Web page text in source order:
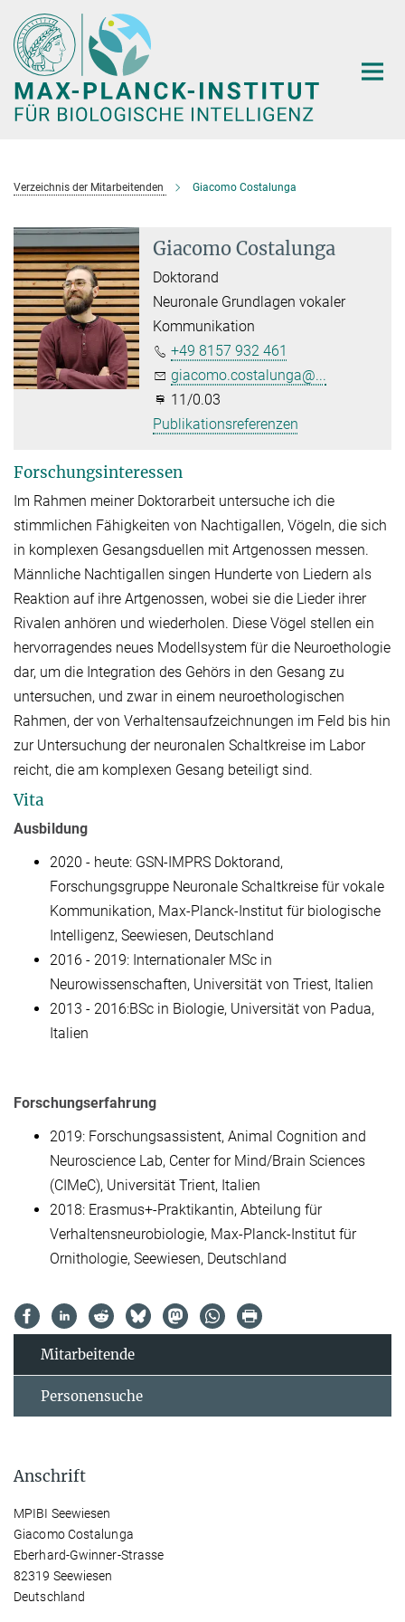
Hauptinhalt
Verzeichnis der Mitarbeitenden Giacomo Costalunga
Giacomo Costalunga
Doktorand
Neuronale Grundlagen vokaler
Kommunikation
+49 8157 932 461
giacomo.costalunga@...
11/0.03
Publikationsreferenzen
Forschungsinteressen
Im Rahmen meiner Doktorarbeit untersuche ich die
stimmlichen Fähigkeiten von Nachtigallen, Vögeln, die sich
in komplexen Gesangsduellen mit Artgenossen messen.
Männliche Nachtigallen singen Hunderte von Liedern als
Reaktion auf ihre Artgenossen, wobei sie die Lieder ihrer
Rivalen anhören und wiederholen. Diese Vögel stellen ein
hervorragendes neues Modellsystem für die Neuroethologie
dar, um die Integration des Gehörs in den Gesang zu
untersuchen, und zwar in einem neuroethologischen
Rahmen, der von Verhaltensaufzeichnungen im Feld bis hin
zur Untersuchung der neuronalen Schaltkreise im Labor
reicht, die am komplexen Gesang beteiligt sind.
Vita
Ausbildung
2020 - heute: GSN-IMPRS Doktorand,
Forschungsgruppe Neuronale Schaltkreise für vokale
Kommunikation, Max-Planck-Institut für biologische
Intelligenz, Seewiesen, Deutschland
2016 - 2019: Internationaler MSc in
Neurowissenschaften, Universität von Triest, Italien
2013 - 2016:BSc in Biologie, Universität von Padua,
Italien
Forschungserfahrung
2019: Forschungsassistent, Animal Cognition and
Neuroscience Lab, Center for Mind/Brain Sciences
(CIMeC), Universität Trient, Italien
2018: Erasmus+-Praktikantin, Abteilung für
Verhaltensneurobiologie, Max-Planck-Institut für
Ornithologie, Seewiesen, Deutschland
Mitarbeitende
Personensuche
Anschrift
MPIBI Seewiesen
Giacomo Costalunga
Eberhard-Gwinner-Strasse
82319 Seewiesen
Deutschland